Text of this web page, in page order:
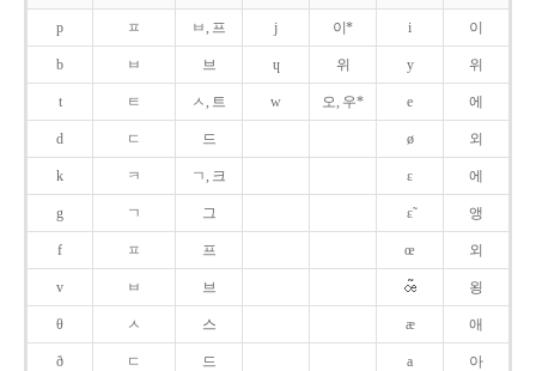
p ㅍ ㅂ, 프 j 이* i 이
b ㅂ 브 ɥ 위 y 위
t ㅌ ㅅ, 트 w 오, 우* e 에
d ㄷ 드 ø 외
k ㅋ ㄱ, 크 ɛ 에
g ㄱ 그 ɛ̃ 앵
f ㅍ 프 œ 외
v ㅂ 브 욍
θ ㅅ 스 æ 애
ð ㄷ 드 a 아